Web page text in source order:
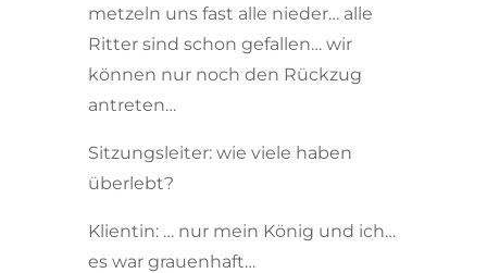
metzeln uns fast alle nieder… alle
Ritter sind schon gefallen… wir
können nur noch den Rückzug
antreten…
Sitzungsleiter: wie viele haben
überlebt?
Klientin: … nur mein König und ich…
es war grauenhaft…